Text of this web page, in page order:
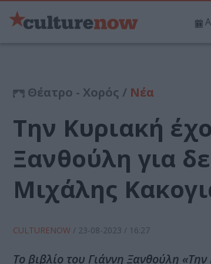
Θέατρο - Χορός / Νέα
Την Κυριακή
Ξανθούλη για
Μιχάλης
CULTURENOW / 23-08-2023 / 16:27
Το βιβλίο του Γιάννη Ξανθούλη